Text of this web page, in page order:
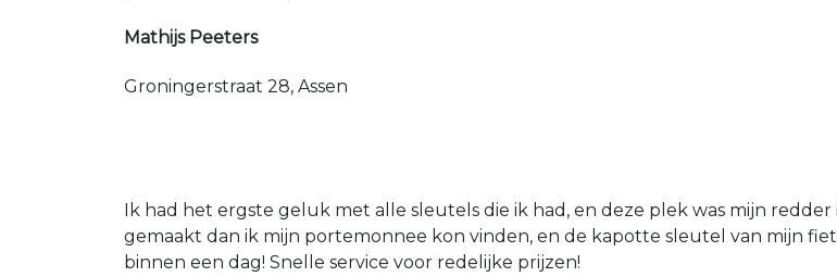
Mathijs Peeters
Groningerstraat 28, Assen
Ik had het ergste geluk met alle sleutels die ik had, en deze plek was mijn
gemaakt dan ik mijn portemonnee kon vinden, en de kapotte sleutel van mijn
binnen een dag! Snelle service voor redelijke prijzen!